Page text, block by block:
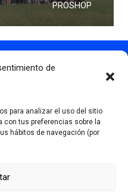
de
para analizar el uso del sitio
con tus preferencias sobre la
hábitos de navegación (por
PROSHOP
España